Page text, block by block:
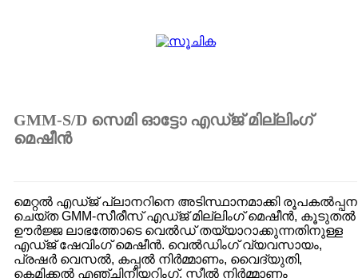
GMM-S/D സെമി ഓട്ടോ എഡ്ജ് മില്ലിംഗ്
മെഷീൻ
മെറ്റൽ എഡ്ജ് പ്ലാനറിനെ അടിസ്ഥാനമാക്കി രൂപകൽപ്പന
ചെയ്ത GMM-സീരീസ് എഡ്ജ് മില്ലിംഗ് മെഷീൻ, കൂടുതൽ
ഊർജ്ജ ലാഭത്തോടെ വെൽഡ് തയ്യാറാക്കുന്നതിനുള്ള
എഡ്ജ് ഷേവിംഗ് മെഷീൻ. വെൽഡിംഗ് വ്യവസായം,
പ്രഷർ വെസൽ, കപ്പൽ നിർമ്മാണം, വൈദ്യുതി,
കെമിക്കൽ എഞ്ചിനീയറിംഗ്, സ്റ്റീൽ നിർമ്മാണം